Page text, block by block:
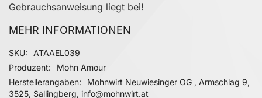
Gebrauchsanweisung liegt bei!
MEHR INFORMATIONEN
Mehr Informationen
SKU
ATAAEL039
Produzent
Mohn Amour
Herstellerangaben
Mohnwirt Neuwiesinger OG , Armschlag 9,
3525, Sallingberg, info@mohnwirt.at